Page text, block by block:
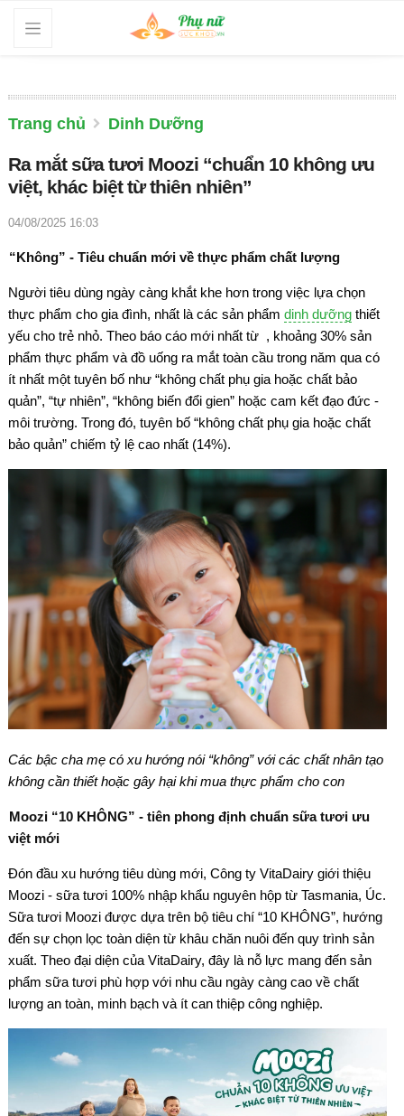
Trang chủ Dinh Dưỡng
Ra mắt sữa tươi Moozi “chuẩn 10 không ưu
việt, khác biệt từ thiên nhiên”
04/08/2025 16:03
“Không” - Tiêu chuẩn mới về thực phẩm chất lượng
Người tiêu dùng ngày càng khắt khe hơn trong việc lựa chọn
thực phẩm cho gia đình, nhất là các sản phẩm dinh dưỡng thiết
yếu cho trẻ nhỏ. Theo báo cáo mới nhất từ , khoảng 30% sản
phẩm thực phẩm và đồ uống ra mắt toàn cầu trong năm qua có
ít nhất một tuyên bố như “không chất phụ gia hoặc chất bảo
quản”, “tự nhiên”, “không biến đổi gien” hoặc cam kết đạo đức -
môi trường. Trong đó, tuyên bố “không chất phụ gia hoặc chất
bảo quản” chiếm tỷ lệ cao nhất (14%).
Các bậc cha mẹ có xu hướng nói “không” với các chất nhân tạo
không cần thiết hoặc gây hại khi mua thực phẩm cho con
Moozi “10 KHÔNG” - tiên phong định chuẩn sữa tươi ưu
việt mới
Đón đầu xu hướng tiêu dùng mới, Công ty VitaDairy giới thiệu
Moozi - sữa tươi 100% nhập khẩu nguyên hộp từ Tasmania, Úc.
Sữa tươi Moozi được dựa trên bộ tiêu chí “10 KHÔNG”, hướng
đến sự chọn lọc toàn diện từ khâu chăn nuôi đến quy trình sản
xuất. Theo đại diện của VitaDairy, đây là nỗ lực mang đến sản
phẩm sữa tươi phù hợp với nhu cầu ngày càng cao về chất
lượng an toàn, minh bạch và ít can thiệp công nghiệp.